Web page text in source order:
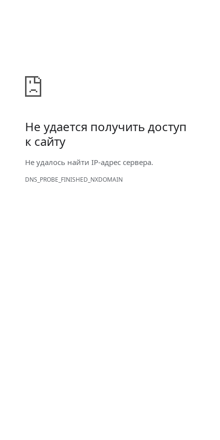
Не удается получить доступ
к сайту
Не удалось найти IP-адрес сервера.
DNS_PROBE_FINISHED_NXDOMAIN